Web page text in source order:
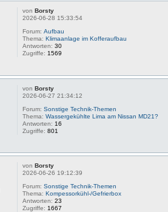
vonBorsty
2026-06-28 15:33:54
Forum:Aufbau
Thema:Klimaanlage im Kofferaufbau
Antworten:30
Zugriffe: 1569
vonBorsty
2026-06-27 21:34:12
Forum:Sonstige Technik-Themen
Thema:Wassergekühlte Lima am Nissan MD21?
Antworten: 16
Zugriffe:801
vonBorsty
2026-06-26 19:12:39
Forum:Sonstige Technik-Themen
Thema:Kompessorkühl-/Gefrierbox
Antworten:23
Zugriffe: 1667